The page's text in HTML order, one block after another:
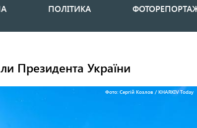
ПОЛІТИКА
Президента України
Фото: Сергій Козлов / KHARKIV Today